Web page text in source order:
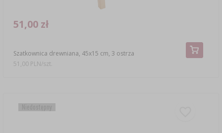
Szatkownica drewniana, 45x15 cm, 3 ostrza
51,00 zł
51,00 PLN/szt.